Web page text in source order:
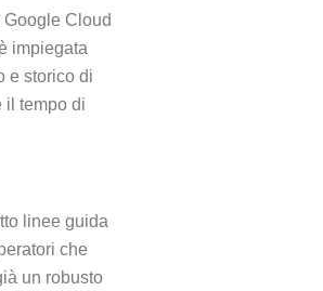
Cloud
impiegata
e storico di
il tempo di
linee guida
che
un robusto